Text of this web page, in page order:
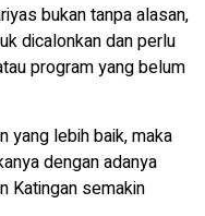
bukan tanpa alasan,
dicalonkan dan perlu
program yang belum
yang lebih baik, maka
dengan adanya
Katingan semakin